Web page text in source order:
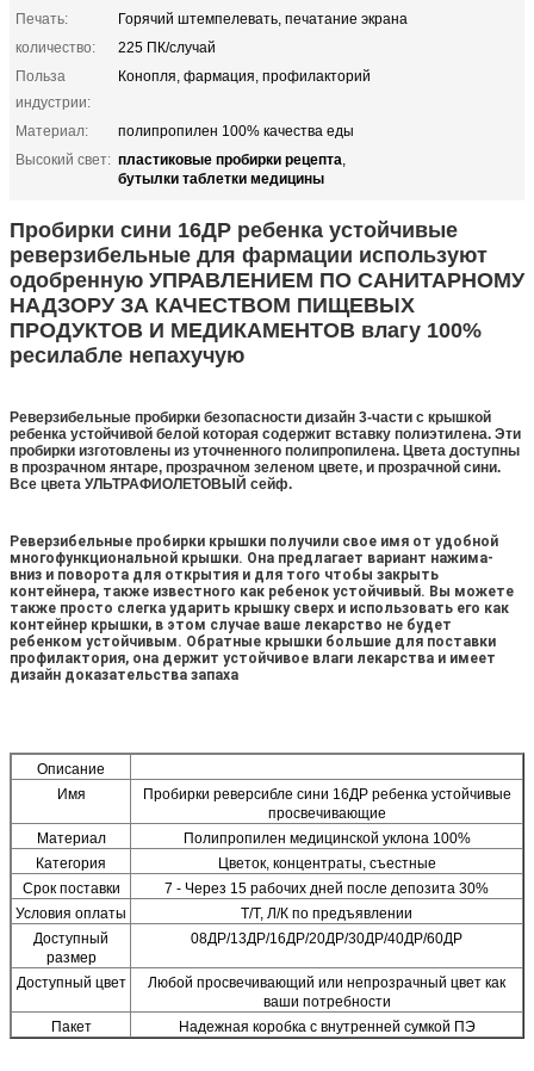
Печать:
Горячий штемпелевать, печатание экрана
количество:
225 ПК/случай
Польза
индустрии:
Конопля, фармация, профилакторий
Материал:
полипропилен 100% качества еды
Высокий свет: пластиковые пробирки рецепта,
бутылки таблетки медицины
Пробирки сини 16ДР ребенка устойчивые
реверзибельные для фармации используют
одобренную УПРАВЛЕНИЕМ ПО САНИТАРНОМУ
НАДЗОРУ ЗА КАЧЕСТВОМ ПИЩЕВЫХ
ПРОДУКТОВ И МЕДИКАМЕНТОВ влагу 100%
ресилабле непахучую
Реверзибельные пробирки безопасности дизайн 3-части с крышкой
ребенка устойчивой белой которая содержит вставку полиэтилена. Эти
пробирки изготовлены из уточненного полипропилена. Цвета доступны
в прозрачном янтаре, прозрачном зеленом цвете, и прозрачной сини.
Все цвета УЛЬТРАФИОЛЕТОВЫЙ сейф.
Реверзибельные пробирки крышки получили свое имя от удобной
многофункциональной крышки. Она предлагает вариант нажима-
вниз и поворота для открытия и для того чтобы закрыть
контейнера, также известного как ребенок устойчивый. Вы можете
также просто слегка ударить крышку сверх и использовать его как
контейнер крышки, в этом случае ваше лекарство не будет
ребенком устойчивым. Обратные крышки большие для поставки
профилактория, она держит устойчивое влаги лекарства и имеет
дизайн доказательства запаха
Описание
Имя
Пробирки реверсибле сини 16ДР ребенка устойчивые
просвечивающие
Материал
Полипропилен медицинской уклона 100%
Категория
Цветок, концентраты, съестные
Срок поставки
7 - Через 15 рабочих дней после депозита 30%
Условия оплаты
Т/Т, Л/К по предъявлении
Доступный
размер
08ДР/13ДР/16ДР/20ДР/30ДР/40ДР/60ДР
Доступный цвет
Любой просвечивающий или непрозрачный цвет как
ваши потребности
Пакет
Надежная коробка с внутренней сумкой ПЭ